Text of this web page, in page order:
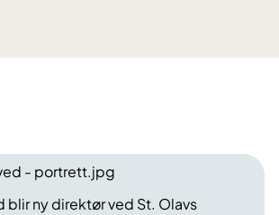
blir ny direktør ved St. Olavs